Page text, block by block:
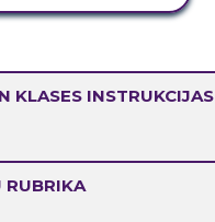
KLASES INSTRUKCIJAS
RUBRIKA